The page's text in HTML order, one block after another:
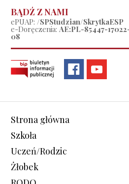
BĄDŹ Z NAMI
ePUAP:/SPStudzian/SkrytkaESP
e-Doręczenia:AE:PL-85447-
08
Strona główna
Szkoła
Uczeń/Rodzic
Żłobek